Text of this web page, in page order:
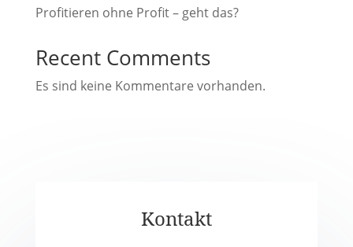
Profitieren ohne Profit – geht das?
Recent Comments
Es sind keine Kommentare vorhanden.
Kontakt